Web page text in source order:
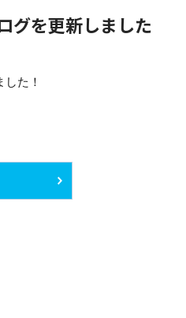
グを更新しました
た！